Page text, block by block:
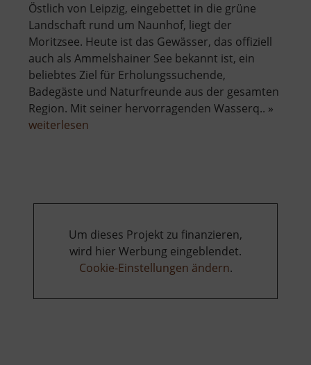
Östlich von Leipzig, eingebettet in die grüne
Landschaft rund um Naunhof, liegt der
Moritzsee. Heute ist das Gewässer, das offiziell
auch als Ammelshainer See bekannt ist, ein
beliebtes Ziel für Erholungssuchende,
Badegäste und Naturfreunde aus der gesamten
Region. Mit seiner hervorragenden Wasserq.. »
weiterlesen
Um dieses Projekt zu finanzieren,
wird hier Werbung eingeblendet.
Cookie-Einstellungen ändern.